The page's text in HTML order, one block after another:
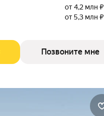
от 4,2 млн ₽
от 5,3 млн ₽
Позвоните мне